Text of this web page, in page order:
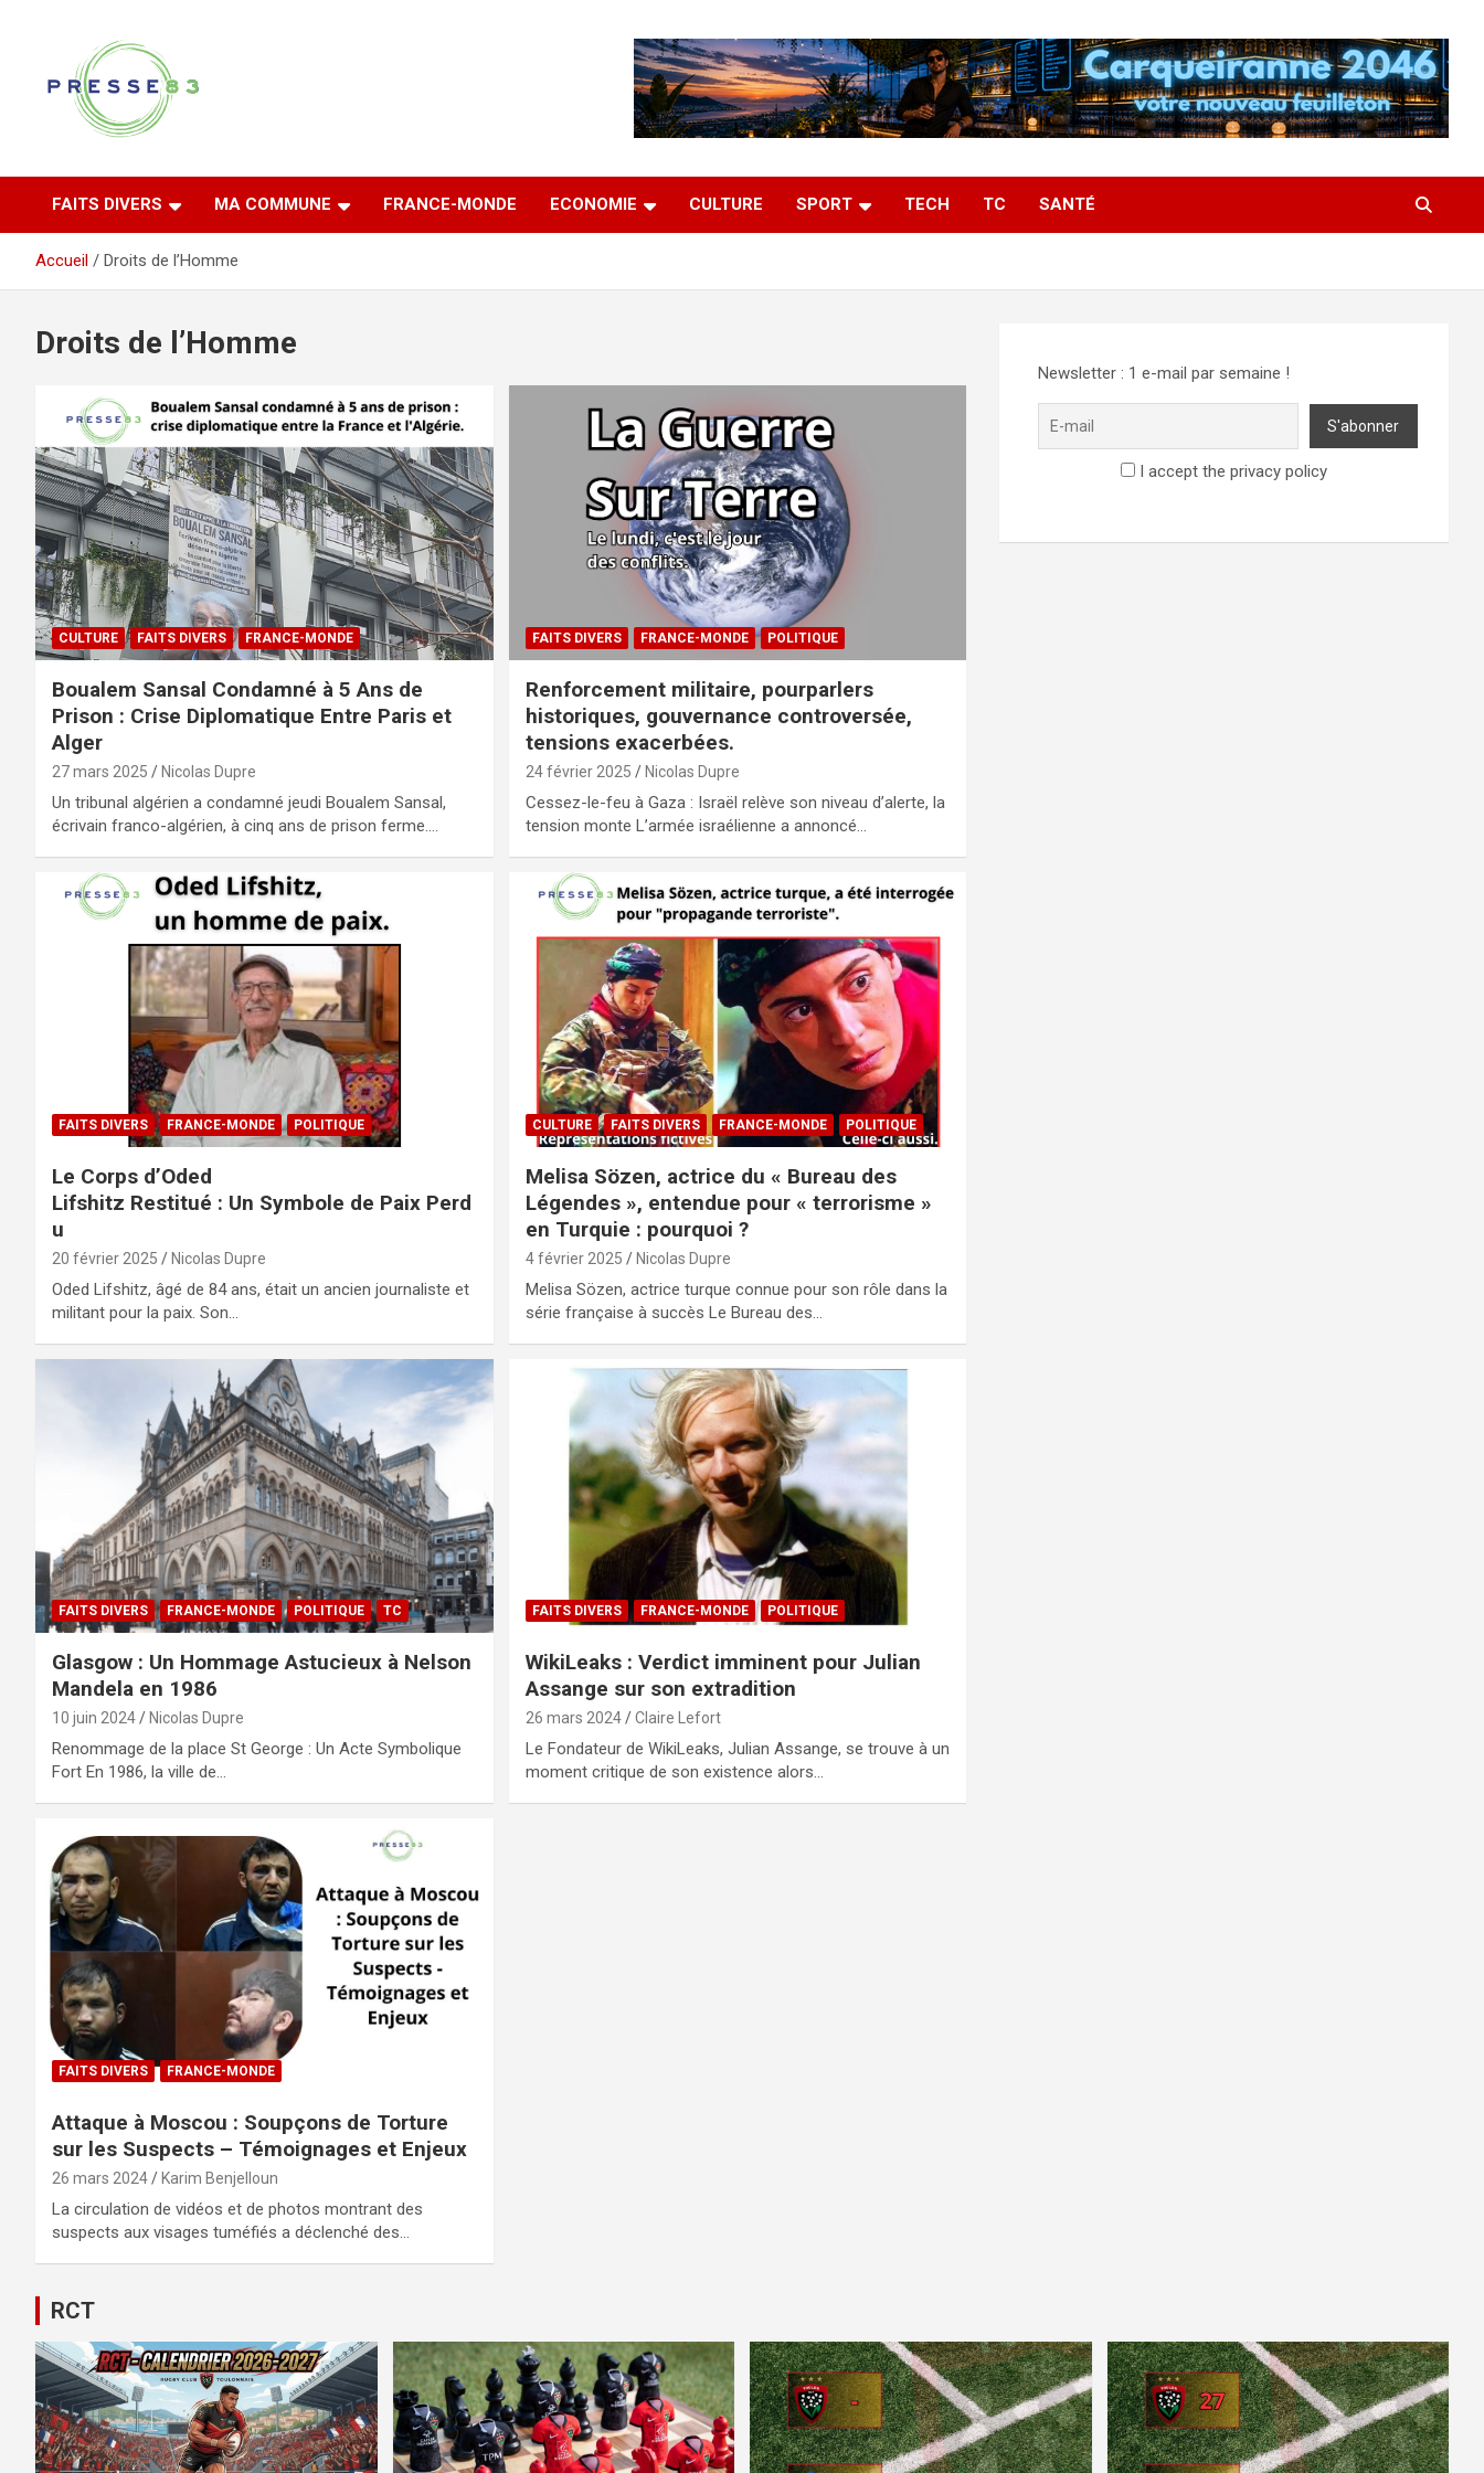
Presse 83
FAITS DIVERS MA COMMUNE FRANCE-MONDE ECONOMIE CULTURE SPORT TECH TC SANTÉ
Accueil Droits de l’Homme
Droits de l’Homme
CULTURE FAITS DIVERS FRANCE-MONDE
Boualem Sansal Condamné à 5 Ans de
Prison : Crise Diplomatique Entre Paris et
Alger
27 mars 2025 Nicolas Dupre
Un tribunal algérien a condamné jeudi Boualem Sansal,
écrivain franco-algérien, à cinq ans de prison ferme.…
FAITS DIVERS FRANCE-MONDE POLITIQUE
Renforcement militaire, pourparlers
historiques, gouvernance controversée,
tensions exacerbées.
24 février 2025 Nicolas Dupre
Cessez-le-feu à Gaza : Israël relève son niveau d’alerte, la
tension monte L’armée israélienne a annoncé…
FAITS DIVERS FRANCE-MONDE POLITIQUE
Le Corps d’Oded
Lifshitz Restitué : Un Symbole de Paix Perd
u
20 février 2025 Nicolas Dupre
Oded Lifshitz, âgé de 84 ans, était un ancien journaliste et
militant pour la paix. Son…
CULTURE FAITS DIVERS FRANCE-MONDE POLITIQUE
Melisa Sözen, actrice du « Bureau des
Légendes », entendue pour « terrorisme »
en Turquie : pourquoi ?
4 février 2025 Nicolas Dupre
Melisa Sözen, actrice turque connue pour son rôle dans la
série française à succès Le Bureau des…
FAITS DIVERS FRANCE-MONDE POLITIQUE TC
Glasgow : Un Hommage Astucieux à Nelson
Mandela en 1986
10 juin 2024 Nicolas Dupre
Renommage de la place St George : Un Acte Symbolique
Fort En 1986, la ville de…
FAITS DIVERS FRANCE-MONDE POLITIQUE
WikiLeaks : Verdict imminent pour Julian
Assange sur son extradition
26 mars 2024 Claire Lefort
Le Fondateur de WikiLeaks, Julian Assange, se trouve à un
moment critique de son existence alors…
FAITS DIVERS FRANCE-MONDE
Attaque à Moscou : Soupçons de Torture
sur les Suspects – Témoignages et Enjeux
26 mars 2024 Karim Benjelloun
La circulation de vidéos et de photos montrant des
suspects aux visages tuméfiés a déclenché des…
Newsletter : 1 e-mail par semaine !
I accept the privacy policy
RCT